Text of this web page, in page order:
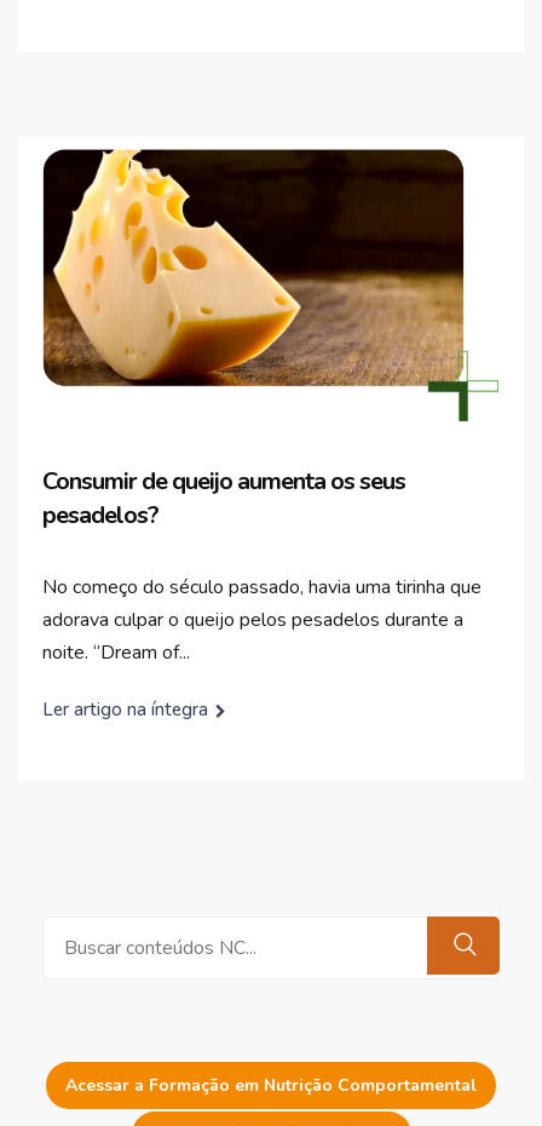
Consumir de queijo aumenta os seus
pesadelos?
No começo do século passado, havia uma tirinha que
adorava culpar o queijo pelos pesadelos durante a
noite. “Dream of...
Ler artigo na íntegra
Acessar a Formação em Nutrição Comportamental